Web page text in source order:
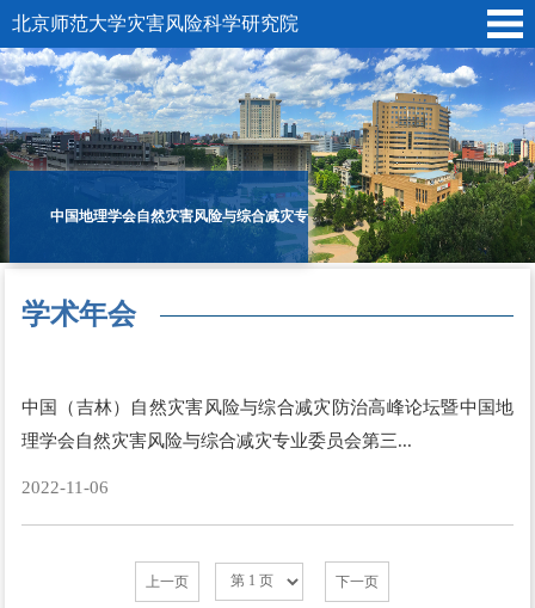
北京师范大学灾害风险科学研究院
中国地理学会自然灾害风险与综合减灾专
业委员会
学术年会
所在位置: 首页»自然灾害风险与综合减灾专业委员会»2022年»
学术年会
中国（吉林）自然灾害风险与综合减灾防治高峰论坛暨中国地
理学会自然灾害风险与综合减灾专业委员会第三...
2022-11-06
上一页 下一页